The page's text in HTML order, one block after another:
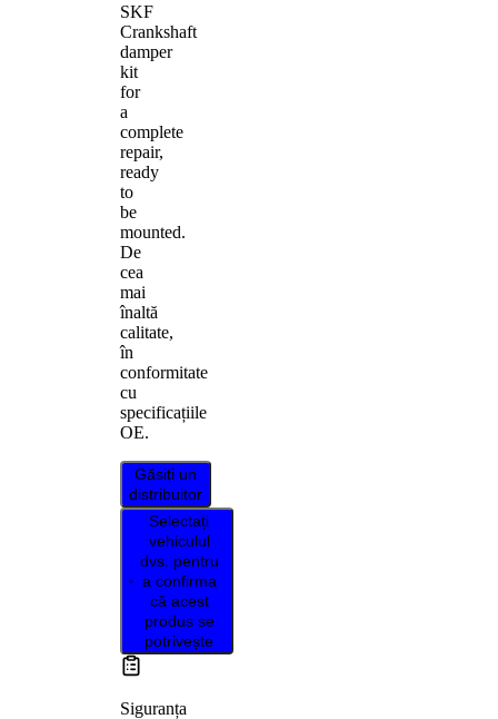
SKF
Crankshaft
damper
kit
for
a
complete
repair,
ready
to
be
mounted.
De
cea
mai
înaltă
calitate,
în
conformitate
cu
specificațiile
OE.
Găsiți un
distribuitor
Selectați
vehiculul
dvs. pentru
a confirma
că acest
produs se
potrivește
Siguranța